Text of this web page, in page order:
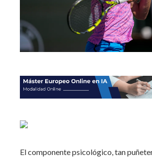
El componente psicológico, tan